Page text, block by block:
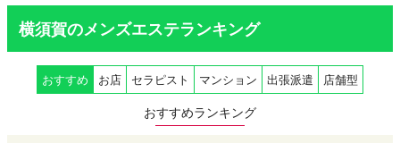
横須賀のメンズエステランキング
おすすめ お店 セラピスト マンション 出張派遣 店舗型
おすすめランキング